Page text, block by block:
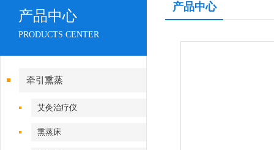
产品中心
PRODUCTS CENTER
牵引熏蒸
艾灸治疗仪
熏蒸床
产品中心